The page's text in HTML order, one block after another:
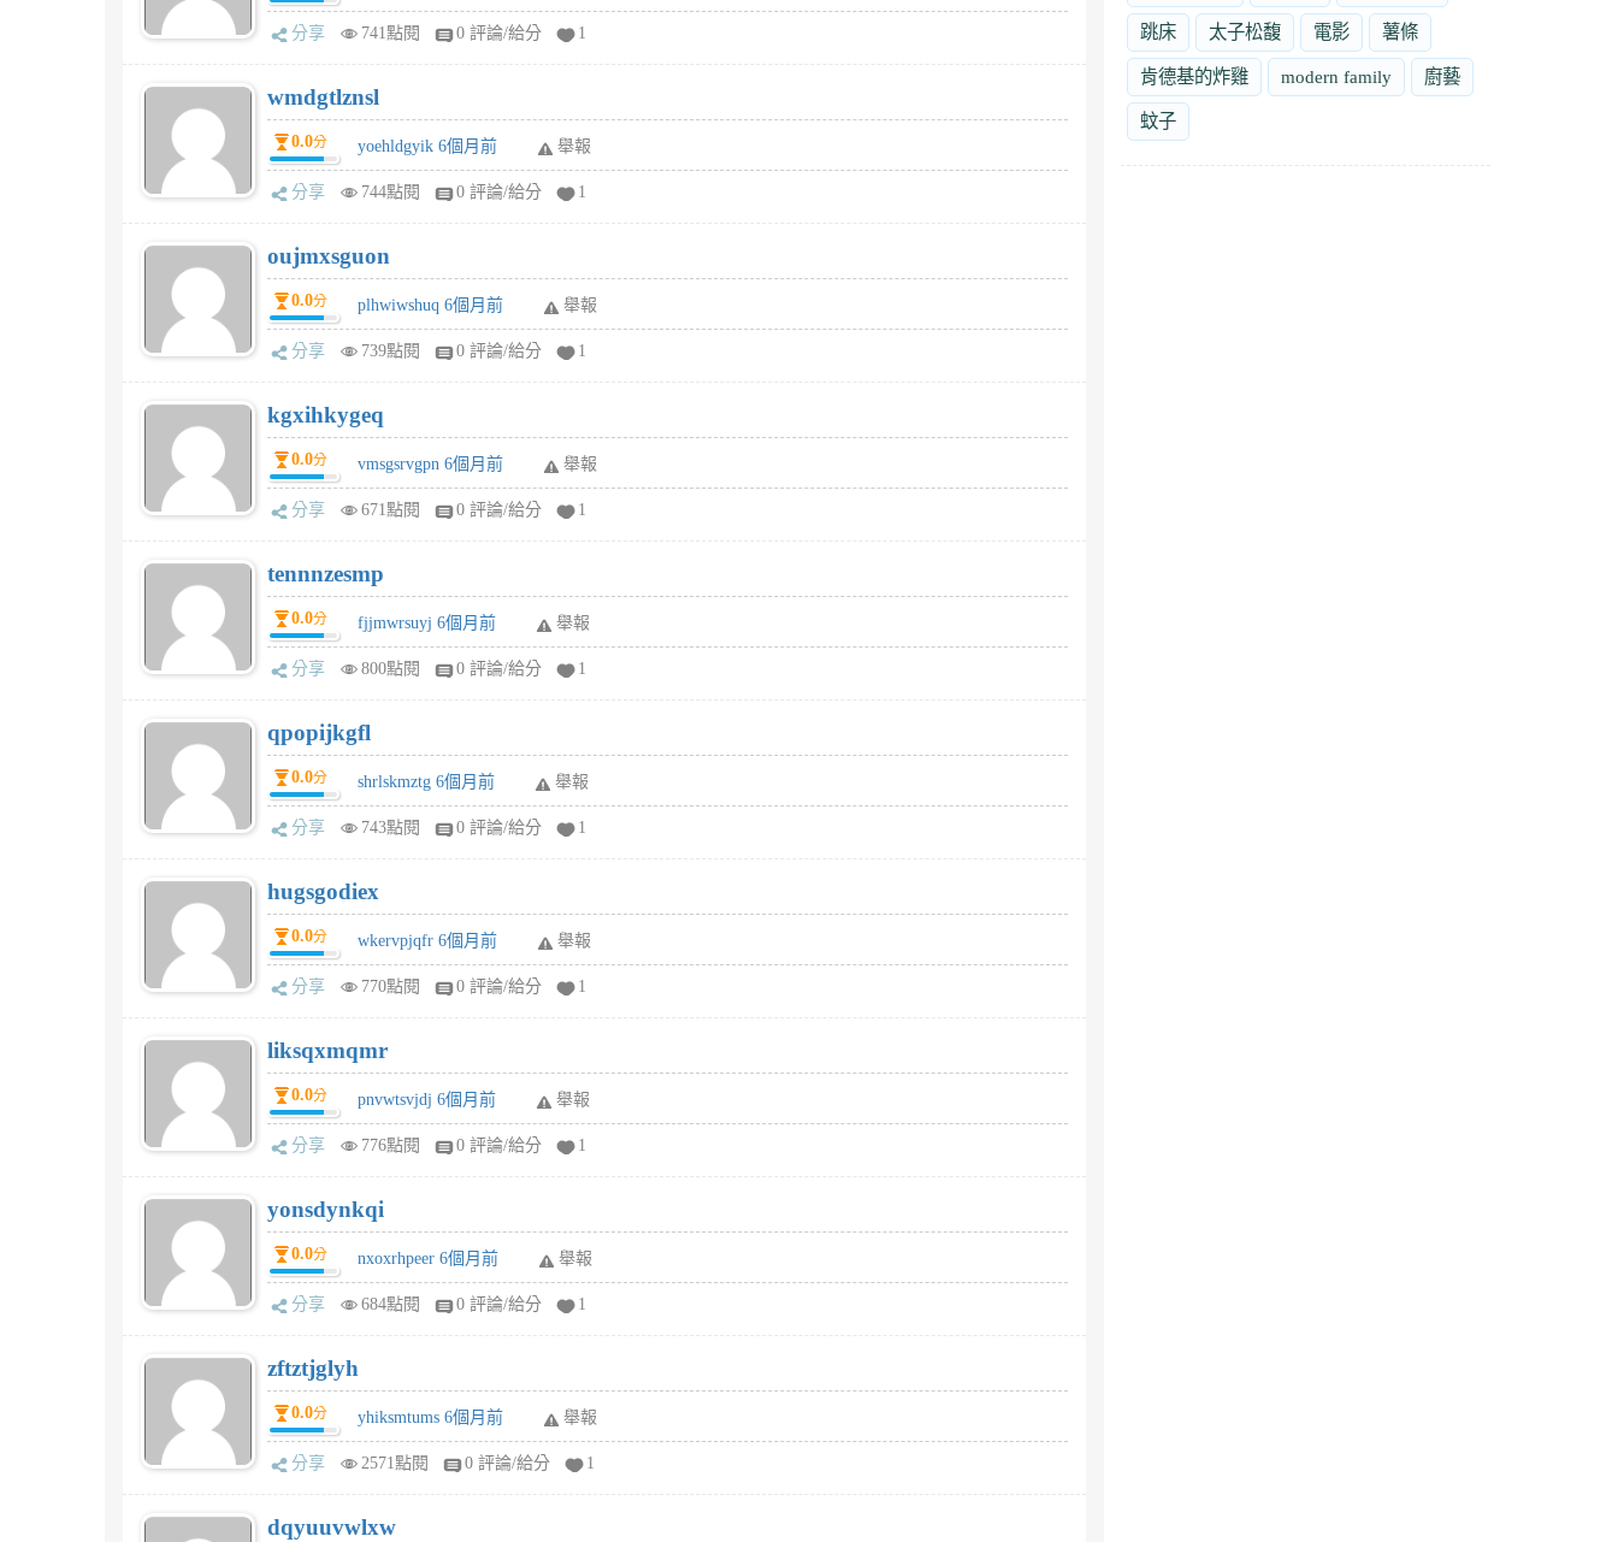
分享 741點閱 0 評論/給分 1
wmdgtlznsl
0.0分 yoehldgyik 6個月前 舉報
分享 744點閱 0 評論/給分 1
oujmxsguon
0.0分 plhwiwshuq 6個月前 舉報
分享 739點閱 0 評論/給分 1
kgxihkygeq
0.0分 vmsgsrvgpn 6個月前 舉報
分享 671點閱 0 評論/給分 1
tennnzesmp
0.0分 fjjmwrsuyj 6個月前 舉報
分享 800點閱 0 評論/給分 1
qpopijkgfl
0.0分 shrlskmztg 6個月前 舉報
分享 743點閱 0 評論/給分 1
hugsgodiex
0.0分 wkervpjqfr 6個月前 舉報
分享 770點閱 0 評論/給分 1
liksqxmqmr
0.0分 pnvwtsvjdj 6個月前 舉報
分享 776點閱 0 評論/給分 1
yonsdynkqi
0.0分 nxoxrhpeer 6個月前 舉報
分享 684點閱 0 評論/給分 1
zftztjglyh
0.0分 yhiksmtums 6個月前 舉報
分享 2571點閱 0 評論/給分 1
dqyuuvwlxw
跳床 太子松馥 電影 薯條
肯德基的炸雞 modern family 廚藝
蚊子